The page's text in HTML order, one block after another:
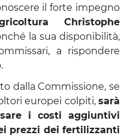
il forte impegno
Christophe
la sua disponibilità,
a rispondere
dalla Commissione, se
europei colpiti, sarà
i costi aggiuntivi
prezzi dei fertilizzanti